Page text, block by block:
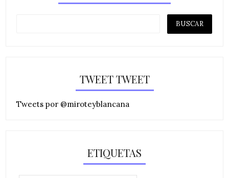
TWEET TWEET
Tweets por @miroteyblancana
ETIQUETAS